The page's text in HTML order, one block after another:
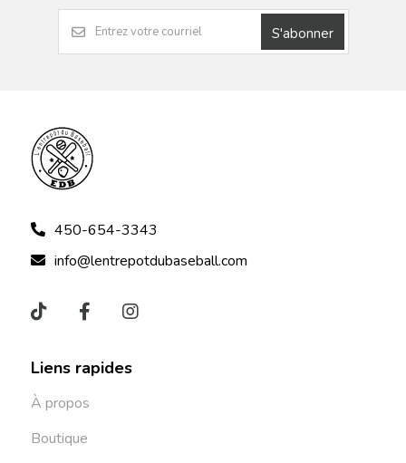
S'abonner
450-654-3343
info@lentrepotdubaseball.com
Liens rapides
À propos
Boutique